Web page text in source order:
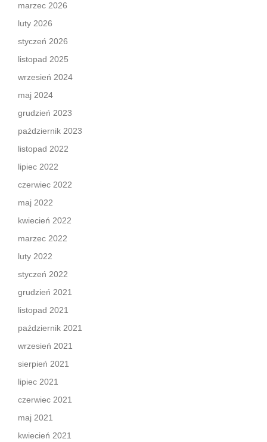
marzec 2026
luty 2026
styczeń 2026
listopad 2025
wrzesień 2024
maj 2024
grudzień 2023
październik 2023
listopad 2022
lipiec 2022
czerwiec 2022
maj 2022
kwiecień 2022
marzec 2022
luty 2022
styczeń 2022
grudzień 2021
listopad 2021
październik 2021
wrzesień 2021
sierpień 2021
lipiec 2021
czerwiec 2021
maj 2021
kwiecień 2021